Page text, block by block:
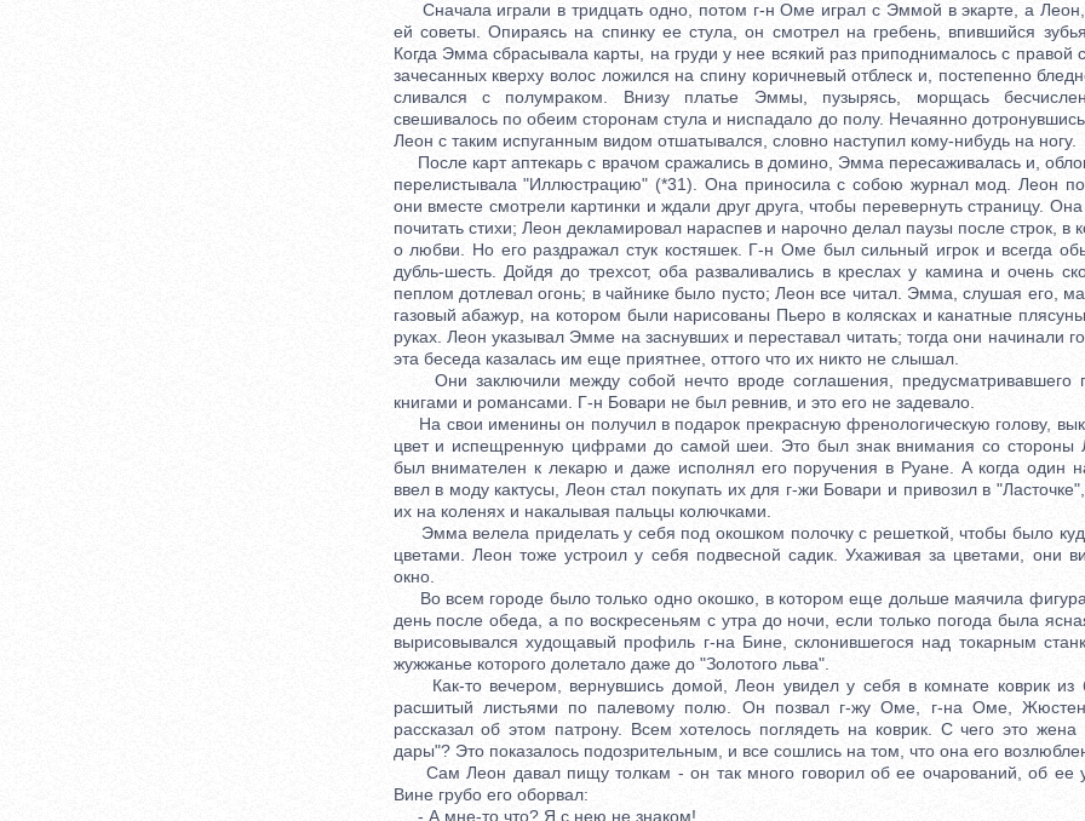
Сначала играли в тридцать одно, потом г-н Оме играл с Эммой в экарте, а Леон,
ей советы. Опираясь на спинку ее стула, он смотрел на гребень, впившийся
Когда Эмма сбрасывала карты, на груди у нее всякий раз приподнималось с правой
зачесанных кверху волос ложился на спину коричневый отблеск и, постепенно
сливался с полумраком. Внизу платье Эммы, пузырясь, морщась
свешивалось по обеим сторонам стула и ниспадало до полу. Нечаянно
Леон с таким испуганным видом отшатывался, словно наступил кому-нибудь на ногу.
После карт аптекарь с врачом сражались в домино, Эмма пересаживалась и,
перелистывала "Иллюстрацию" (*31). Она приносила с собою журнал мод. Леон
они вместе смотрели картинки и ждали друг друга, чтобы перевернуть страницу.
почитать стихи; Леон декламировал нараспев и нарочно делал паузы после строк, в
о любви. Но его раздражал стук костяшек. Г-н Оме был сильный игрок и всегда
дубль-шесть. Дойдя до трехсот, оба разваливались в креслах у камина и очень
пеплом дотлевал огонь; в чайнике было пусто; Леон все читал. Эмма, слушая его,
газовый абажур, на котором были нарисованы Пьеро в колясках и канатные
руках. Леон указывал Эмме на заснувших и переставал читать; тогда они начинали
эта беседа казалась им еще приятнее, оттого что их никто не слышал.
Они заключили между собой нечто вроде соглашения, предусматривавшего
книгами и романсами. Г-н Бовари не был ревнив, и это его не задевало.
На свои именины он получил в подарок прекрасную френологическую голову,
цвет и испещренную цифрами до самой шеи. Это был знак внимания со
был внимателен к лекарю и даже исполнял его поручения в Руане. А когда один
ввел в моду кактусы, Леон стал покупать их для г-жи Бовари и привозил в
их на коленях и накалывая пальцы колючками.
Эмма велела приделать у себя под окошком полочку с решеткой, чтобы было
цветами. Леон тоже устроил у себя подвесной садик. Ухаживая за цветами, они
окно.
Во всем городе было только одно окошко, в котором еще дольше маячила
день после обеда, а по воскресеньям с утра до ночи, если только погода была
вырисовывался худощавый профиль г-на Бине, склонившегося над токарным
жужжанье которого долетало даже до "Золотого льва".
Как-то вечером, вернувшись домой, Леон увидел у себя в комнате коврик из
расшитый листьями по палевому полю. Он позвал г-жу Оме, г-на Оме,
рассказал об этом патрону. Всем хотелось поглядеть на коврик. С чего это жена
дары"? Это показалось подозрительным, и все сошлись на том, что она его
Сам Леон давал пищу толкам - он так много говорил об ее очарований, об ее
Вине грубо его оборвал:
- А мне-то что? Я с нею не знаком!